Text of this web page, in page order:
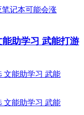
助学习 武能打游